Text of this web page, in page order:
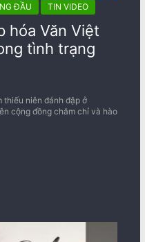
ĐẦU TIN VIDEO
hóa Văn Việt
tình trạng
thiếu niên đánh đập ở
cộng đồng chăm chỉ và hào